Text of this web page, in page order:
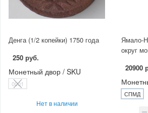
Денга (1/2 копейки) 1750 года
250 руб.
Монетный двор / SKU
0001
Нет в наличии
Ямало-
округ
20900
СПМД